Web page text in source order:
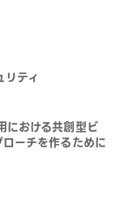
ティ
における共創型ビ
ーチを作るために